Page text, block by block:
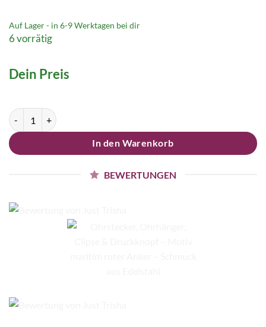
Auf Lager - in 6-9 Werktagen bei dir
6 vorrätig
Dein Preis
Ohrstecker, Ohrhänger, Clipse & Druckknopf – Motiv maritim roter
In den Warenkorb
BEWERTUNGEN